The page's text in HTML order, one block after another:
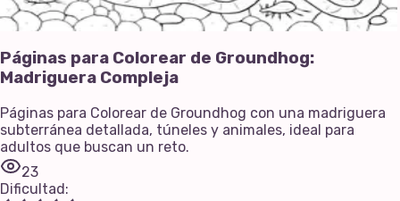
Páginas para Colorear de Groundhog:
Madriguera Compleja
Páginas para Colorear de Groundhog con una madriguera
subterránea detallada, túneles y animales, ideal para
adultos que buscan un reto.
23
Dificultad: